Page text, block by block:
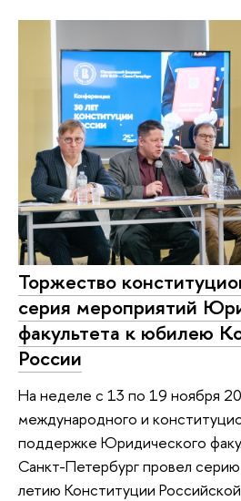
Торжество
серия мероприятий
факультета к юбилею
России
На неделе с 13 по 19 ноября
международного и
поддержке Юридического
Санкт-Петербург провел
летию Конституции